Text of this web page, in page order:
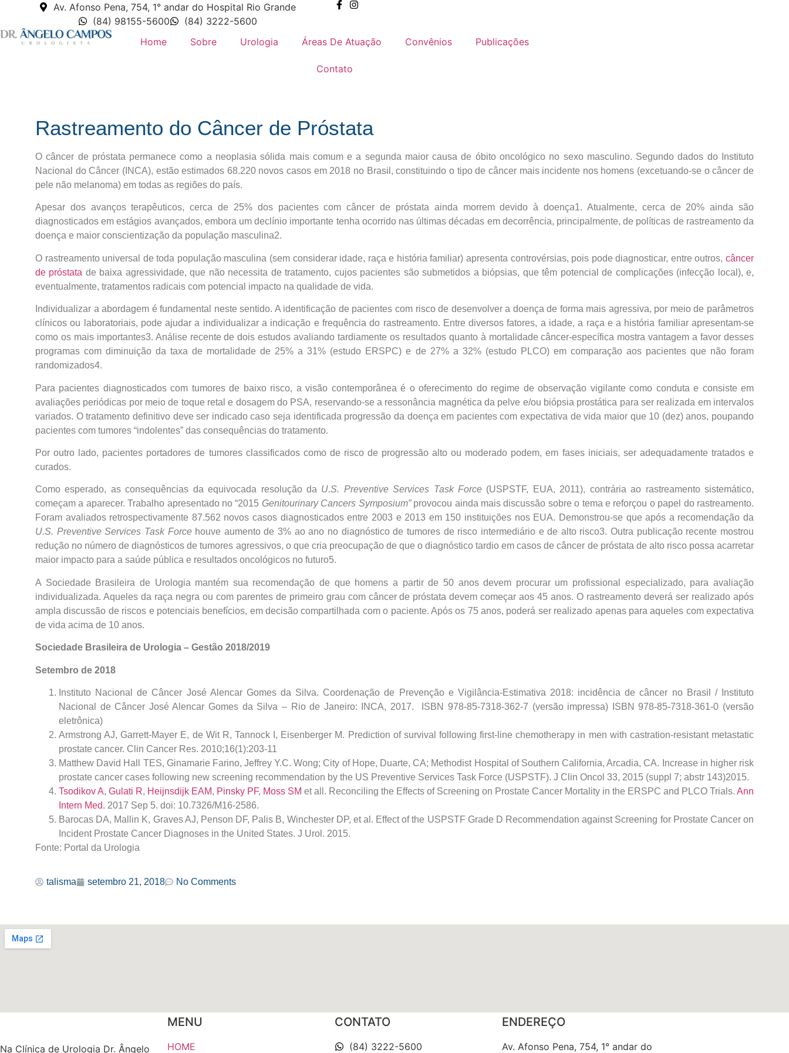
Av. Afonso Pena, 754, 1° andar do Hospital Rio Grande
(84) 98155-5600
(84) 3222-5600
Home
Sobre Urologia Áreas De Atuação Convênios Publicações
Contato
Rastreamento do Câncer de Próstata
O câncer de próstata permanece como a neoplasia sólida mais comum e a segunda maior causa de óbito oncológico no sexo masculino. Segundo dados do Instituto
Nacional do Câncer (INCA), estão estimados 68.220 novos casos em 2018 no Brasil, constituindo o tipo de câncer mais incidente nos homens (excetuando-se o câncer de
pele não melanoma) em todas as regiões do país.
Apesar dos avanços terapêuticos, cerca de 25% dos pacientes com câncer de próstata ainda morrem devido à doença1. Atualmente, cerca de 20% ainda são
diagnosticados em estágios avançados, embora um declínio importante tenha ocorrido nas últimas décadas em decorrência, principalmente, de políticas de rastreamento da
doença e maior conscientização da população masculina2.
O rastreamento universal de toda população masculina (sem considerar idade, raça e história familiar) apresenta controvérsias, pois pode diagnosticar, entre outros, câncer
de próstata de baixa agressividade, que não necessita de tratamento, cujos pacientes são submetidos a biópsias, que têm potencial de complicações (infecção local), e,
eventualmente, tratamentos radicais com potencial impacto na qualidade de vida.
Individualizar a abordagem é fundamental neste sentido. A identificação de pacientes com risco de desenvolver a doença de forma mais agressiva, por meio de parâmetros
clínicos ou laboratoriais, pode ajudar a individualizar a indicação e frequência do rastreamento. Entre diversos fatores, a idade, a raça e a história familiar apresentam-se
como os mais importantes3. Análise recente de dois estudos avaliando tardiamente os resultados quanto à mortalidade câncer-específica mostra vantagem a favor desses
programas com diminuição da taxa de mortalidade de 25% a 31% (estudo ERSPC) e de 27% a 32% (estudo PLCO) em comparação aos pacientes que não foram
randomizados4.
Para pacientes diagnosticados com tumores de baixo risco, a visão contemporânea é o oferecimento do regime de observação vigilante como conduta e consiste em
avaliações periódicas por meio de toque retal e dosagem do PSA, reservando-se a ressonância magnética da pelve e/ou biópsia prostática para ser realizada em intervalos
variados. O tratamento definitivo deve ser indicado caso seja identificada progressão da doença em pacientes com expectativa de vida maior que 10 (dez) anos, poupando
pacientes com tumores “indolentes” das consequências do tratamento.
Por outro lado, pacientes portadores de tumores classificados como de risco de progressão alto ou moderado podem, em fases iniciais, ser adequadamente tratados e
curados.
Como esperado, as consequências da equivocada resolução da U.S. Preventive Services Task Force (USPSTF, EUA, 2011), contrária ao rastreamento sistemático,
começam a aparecer. Trabalho apresentado no “2015 Genitourinary Cancers Symposium”provocou ainda mais discussão sobre o tema e reforçou o papel do rastreamento.
Foram avaliados retrospectivamente 87.562 novos casos diagnosticados entre 2003 e 2013 em 150 instituições nos EUA. Demonstrou-se que após a recomendação da
U.S. Preventive Services Task Forcehouve aumento de 3% ao ano no diagnóstico de tumores de risco intermediário e de alto risco3. Outra publicação recente mostrou
redução no número de diagnósticos de tumores agressivos, o que cria preocupação de que o diagnóstico tardio em casos de câncer de próstata de alto risco possa acarretar
maior impacto para a saúde pública e resultados oncológicos no futuro5.
A Sociedade Brasileira de Urologia mantém sua recomendação de que homens a partir de 50 anos devem procurar um profissional especializado, para avaliação
individualizada. Aqueles da raça negra ou com parentes de primeiro grau com câncer de próstata devem começar aos 45 anos. O rastreamento deverá ser realizado após
ampla discussão de riscos e potenciais benefícios, em decisão compartilhada com o paciente. Após os 75 anos, poderá ser realizado apenas para aqueles com expectativa
de vida acima de 10 anos.
Sociedade Brasileira de Urologia – Gestão 2018/2019
Setembro de 2018
Instituto Nacional de Câncer José Alencar Gomes da Silva. Coordenação de Prevenção e Vigilância-Estimativa 2018: incidência de câncer no Brasil / Instituto
Nacional de Câncer José Alencar Gomes da Silva – Rio de Janeiro: INCA, 2017. ISBN 978-85-7318-362-7 (versão impressa) ISBN 978-85-7318-361-0 (versão
eletrônica)
Armstrong AJ, Garrett-Mayer E, de Wit R, Tannock I, Eisenberger M. Prediction of survival following first-line chemotherapy in men with castration-resistant metastatic
prostate cancer. Clin Cancer Res. 2010;16(1):203-11
Matthew David Hall TES, Ginamarie Farino, Jeffrey Y.C. Wong; City of Hope, Duarte, CA; Methodist Hospital of Southern California, Arcadia, CA. Increase in higher risk
prostate cancer cases following new screening recommendation by the US Preventive Services Task Force (USPSTF). J Clin Oncol 33, 2015 (suppl 7; abstr 143)2015.
Tsodikov A, Gulati R, Heijnsdijk EAM, Pinsky PF, Moss SM et all. Reconciling the Effects of Screening on Prostate Cancer Mortality in the ERSPC and PLCO Trials. Ann
Intern Med. 2017 Sep 5. doi: 10.7326/M16-2586.
Barocas DA, Mallin K, Graves AJ, Penson DF, Palis B, Winchester DP, et al. Effect of the USPSTF Grade D Recommendation against Screening for Prostate Cancer on
Incident Prostate Cancer Diagnoses in the United States. J Urol. 2015.
Fonte: Portal da Urologia
talisma setembro 21, 2018 No Comments
Na Clínica de Urologia Dr. Ângelo
MENU
HOME
CONTATO
(84) 3222-5600
ENDEREÇO
Av. Afonso Pena, 754, 1° andar do